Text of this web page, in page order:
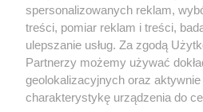
X Facebook
spersonalizowanych reklam,
treści, pomiar reklam i treści,
ulepszanie usług. Za zgodą
Partnerzy możemy używać
geolokalizacyjnych oraz
charakterystykę urządzenia do